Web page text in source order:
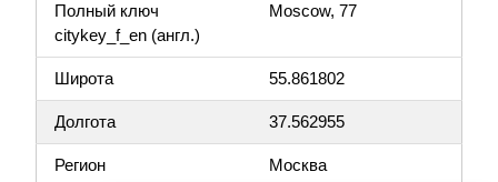
Полный ключ
citykey_f_en (англ.)
Moscow, 77
Широта 55.861802
Долгота 37.562955
Регион Москва